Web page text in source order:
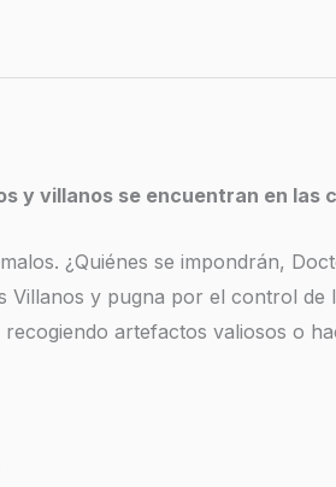
y villanos se encuentran en las
¿Quiénes se impondrán,
y pugna por el control
artefactos valiosos o